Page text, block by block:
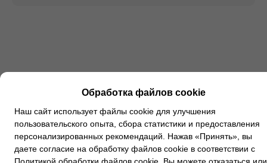
Обработка файлов cookie
Наш сайт использует файлы cookie для улучшения
пользовательского опыта, сбора статистики и предоставления
персонализированных рекомендаций. Нажав «Принять», вы
даете согласие на обработку файлов cookie в соответствии с